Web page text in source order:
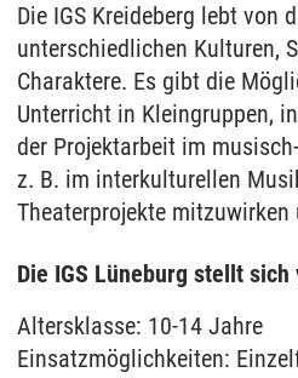
Die IGS Kreideberg lebt von
unterschiedlichen Kulturen,
Charaktere. Es gibt die
Unterricht in Kleingruppen,
der Projektarbeit im
z. B. im interkulturellen
Theaterprojekte
Die IGS Lüneburg stellt sich
Altersklasse: 10-14 Jahre
Einsatzmöglichkeiten: